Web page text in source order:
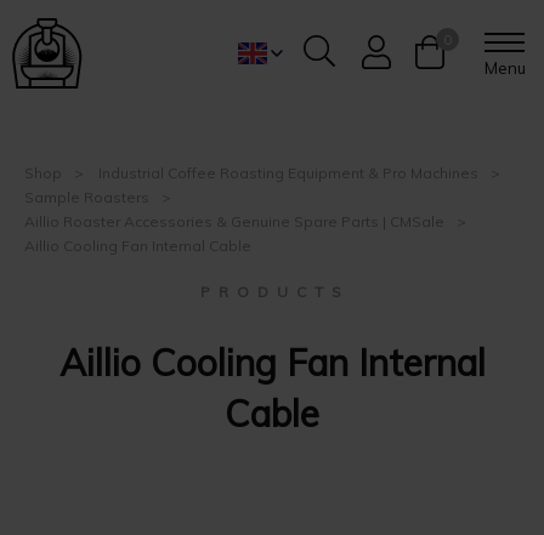
Menu
Shop
Industrial Coffee Roasting Equipment & Pro Machines
Sample Roasters
Aillio Roaster Accessories & Genuine Spare Parts | CMSale
Aillio Cooling Fan Internal Cable
P R O D U C T S
Aillio Cooling Fan Internal
Cable